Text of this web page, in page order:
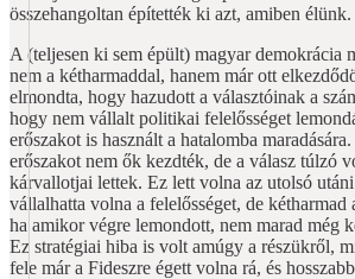
összehangoltan építették ki azt, amiben élünk.
A (teljesen ki sem épült) magyar demokrácia
nem a kétharmaddal, hanem már ott
elmondta, hogy hazudott a választóinak a
hogy nem vállalt politikai felelősséget
erőszakot is használt a hatalomba
erőszakot nem ők kezdték, de a válasz túlzó
kárvallotjai lettek. Ez lett volna az utolsó
vállalhatta volna a felelősséget, de kétharmad
ha amikor végre lemondott, nem marad még
Ez stratégiai hiba is volt amúgy a részükről,
fele már a Fideszre égett volna rá, és